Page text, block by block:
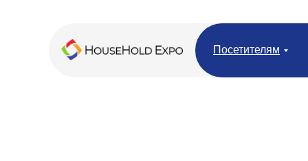
Посетителям